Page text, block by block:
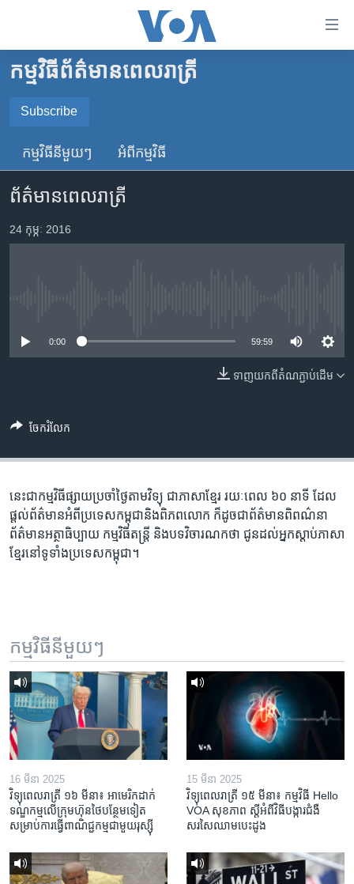
គេហទំព័រ​
ទាក់ទង
រំលង​
ទំព័រ​
ព័ត៌មាន​​
តែ​
ម្តង
រចនា
ចូល​
ស្វែង​
កម្ពុជា
អន្តរជាតិ
ចិន
ហេឡូវីអូអេ
កម្ពុជាច្នៃប្រតិដ្ឋ
កម្មវិធីទាំងអស់
បណ្តាញ​សង្គម
ភាសា
កម្មវិធី​ព័ត៌មាន​ពេលរាត្រី
Subscribe
SUBSCRIBE
YouTube Music
កម្មវិធី​នីមួយៗ អំពី​កម្មវិធី​
ព័ត៌មានពេលរាត្រី
24 កុម្ភៈ 2016
0:00 59:59
ទាញ​យក​ពី​តំណភ្ជាប់​ដើម
ចែករំលែក
នេះ​ជា​កម្ម​វិធី​ផ្សាយ​ប្រចាំ​ថ្ងៃ​តាម​វិទ្យុ ​ជាភាសា​ខ្មែរ​ រយៈ​ពេល​ ៦០​ នាទី ដែល​
ផ្តល់​ព័ត៌មាន​អំពី​ប្រទេស​កម្ពុជា​និង​ពិភព​លោក ​ក៏ដូច​ជា​ព័ត៌មាន​ពិពណ៌នា
ព័ត៌មាន​អត្ថាធិប្បាយ​ កម្ម​វិធី​តន្ត្រី ​និង​បទ​វិចារណកថា​ ជូន​ដល់​អ្នក​ស្តាប់​ភាសា​
ខ្មែរ​នៅ​ទូទាំង​ប្រទេស​កម្ពុជា។
កម្មវិធី​នីមួយៗ
16 មីនា 2025
វិទ្យុពេលរាត្រី ១៦ មីនា៖ អាមេរិក​ដាក់​
ទណ្ឌកម្ម​លើ​ក្រុមហ៊ុន​ថៃ​បន្ថែម​ទៀត​
សម្រាប់​ការ​ធ្វើ​ពាណិជ្ជកម្ម​ជាមួយ​រុស្ស៊ី
15 មីនា 2025
វិទ្យុពេលរាត្រី ១៥ មីនា៖ កម្មវិធី ​Hello
VOA សុខភាព ស្ដី​អំពី​វិធី​បង្ការ​ជំងឺ​
សរសៃ​ឈាម​បេះដូង